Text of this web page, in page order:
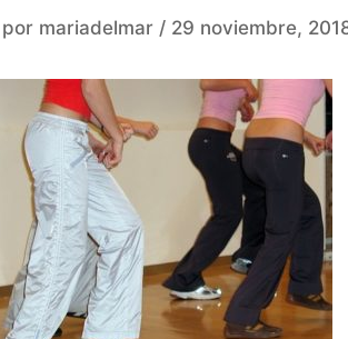
por mariadelmar 29 noviembre,